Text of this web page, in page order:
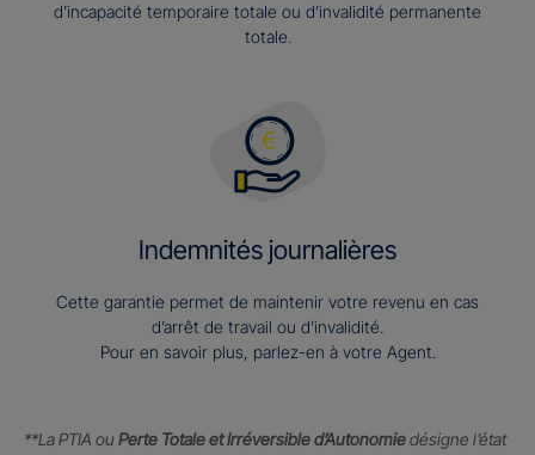
d’incapacité temporaire totale ou d’invalidité permanente
totale.
Indemnités journalières
Cette garantie permet de maintenir votre revenu en cas
d’arrêt de travail ou d’invalidité.
Pour en savoir plus, parlez-en à votre Agent.
**La PTIA ou Perte Totale et Irréversible d’Autonomiedésigne l’état